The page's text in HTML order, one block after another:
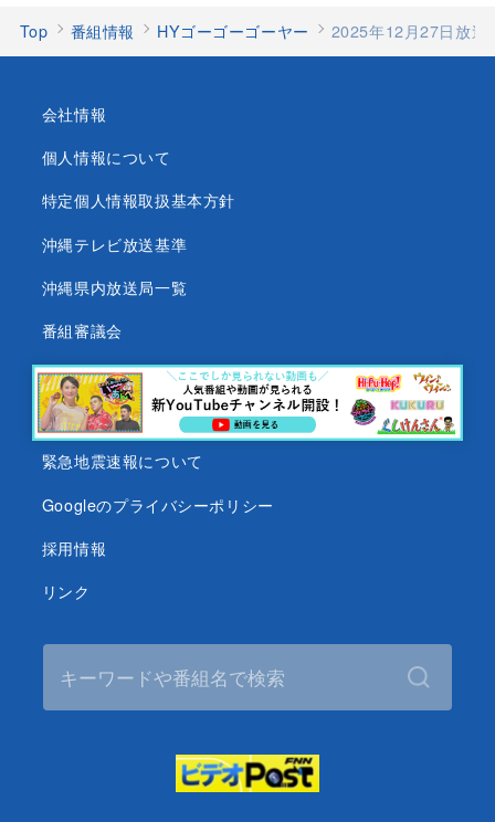
Top 番組情報 HYゴーゴーゴーヤー 2025年12月27日放
会社情報
個人情報について
特定個人情報取扱基本方針
沖縄テレビ放送基準
沖縄県内放送局一覧
番組審議会
沖縄テレビ名義の後援依頼について
テレビ視聴データについて
緊急地震速報について
Googleのプライバシーポリシー
採用情報
リンク